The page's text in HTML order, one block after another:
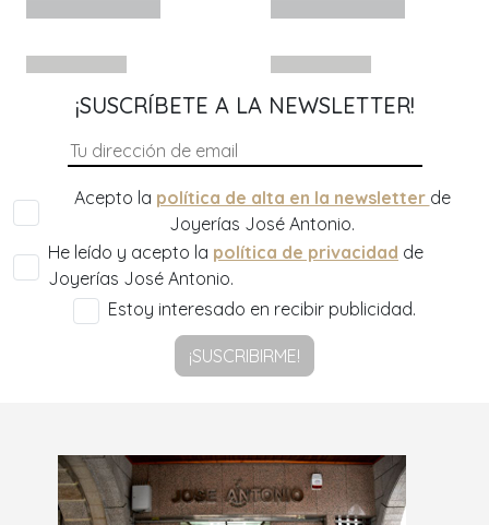
¡SUSCRÍBETE A LA NEWSLETTER!
Acepto la política de alta en la newsletter de
Joyerías José Antonio.
He leído y acepto la política de privacidad de
Joyerías José Antonio.
Estoy interesado en recibir publicidad.
¡SUSCRIBIRME!